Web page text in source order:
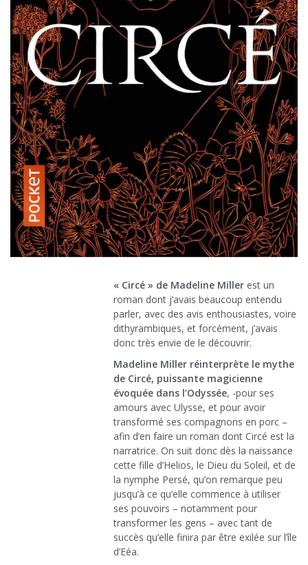
« Circé » de Madeline Miller est un
roman dont j’avais beaucoup entendu
parler, avec des avis enthousiastes, voire
dithyrambiques, et forcément, j’avais
donc très envie de le découvrir.
Madeline Miller réinterprète le mythe
de Circé, puissante magicienne
évoquée dans l’Odyssée, -pour ses
amours avec Ulysse, et pour avoir
transformé ses compagnons en porc –
afin d’en faire un roman dont Circé est la
narratrice. On suit donc dès la naissance
cette fille d’Helios, le Dieu du Soleil, et de
la nymphe Persé, qu’on remarque peu
jusqu’à ce qu’elle commence à utiliser
ses pouvoirs – notamment pour
transformer les gens – avec tant de
succès qu’elle finira par être exilée sur l’île
d’Eéa.